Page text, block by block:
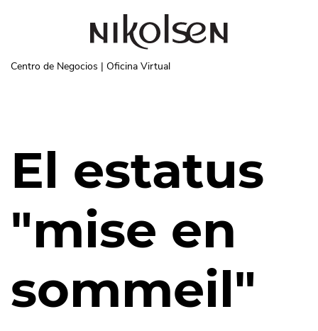
Centro de Negocios | Oficina Virtual
El estatus
"mise en
sommeil"